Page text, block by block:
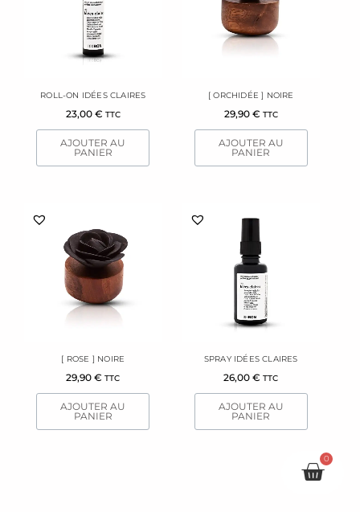
ROLL-ON IDÉES CLAIRES
23,00 € TTC
AJOUTER AU
PANIER
[ ORCHIDÉE ] NOIRE
29,90 € TTC
AJOUTER AU
PANIER
[ ROSE ] NOIRE
29,90€ TTC
AJOUTER AU
PANIER
SPRAY IDÉES CLAIRES
26,00€ TTC
AJOUTER AU
PANIER
0